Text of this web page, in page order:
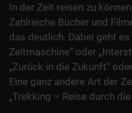
In der Zeit reisen zu
Zahlreiche Bücher und
das deutlich. Dabei geht es
Zeitmaschine“ oder
„Zurück in die Zukunft“
Eine ganz andere Art der
„Trekking – Reise durch die